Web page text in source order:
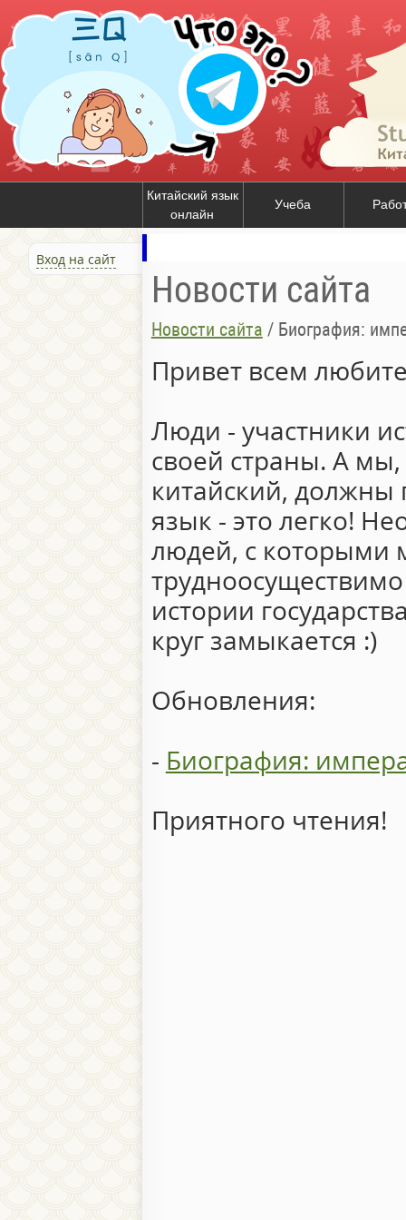
Китайский язык
онлайн
Учеба
Вход на сайт
Новости сайта
Новости сайта / Биография:
Привет всем
Люди - участники
своей страны. А
китайский, должны
язык - это легко!
людей, с которыми
истории
круг замыкается :)
Обновления:
- Биография:
Приятного чтения!